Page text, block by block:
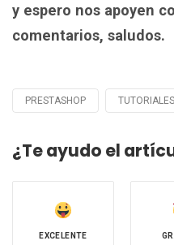
y espero nos apoyen
comentarios, saludos.
Tagged
PRESTASHOP
¿Te ayudo el
EXCELENTE